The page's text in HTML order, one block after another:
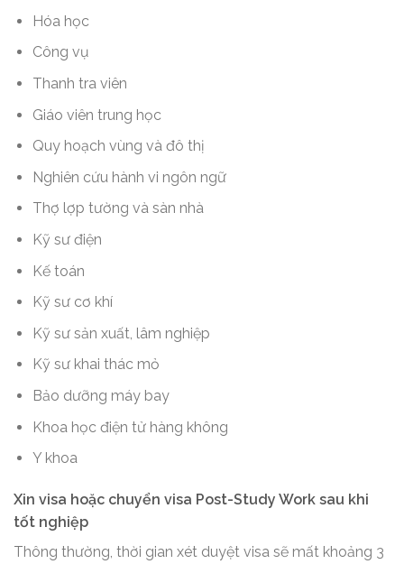
Hóa học
Công vụ
Thanh tra viên
Giáo viên trung học
Quy hoạch vùng và đô thị
Nghiên cứu hành vi ngôn ngữ
Thợ lợp tường và sàn nhà
Kỹ sư điện
Kế toán
Kỹ sư cơ khí
Kỹ sư sản xuất, lâm nghiệp
Kỹ sư khai thác mỏ
Bảo dưỡng máy bay
Khoa học điện tử hàng không
Y khoa
Xin visa hoặc chuyển visa Post-Study Work sau khi
tốt nghiệp
Thông thường, thời gian xét duyệt visa sẽ mất khoảng 3